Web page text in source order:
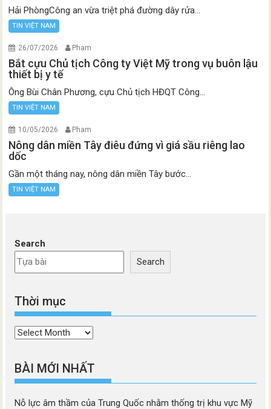
Hải PhòngCông an vừa triệt phá đường dây rửa...
TIN VIỆT NAM
26/07/2026 Pham
Bắt cựu Chủ tịch Công ty Việt Mỹ trong vụ buôn lậu
thiết bị y tế
Ông Bùi Chân Phương, cựu Chủ tịch HĐQT Công...
TIN VIỆT NAM
10/05/2026 Pham
Nông dân miền Tây điêu đứng vì giá sầu riêng lao
dốc
Gần một tháng nay, nông dân miền Tây bước...
TIN VIỆT NAM
Search
Search
Thời mục
Thời
BÀI MỚI NHẤT
Nỗ lực âm thầm của Trung Quốc nhằm thống trị khu vực Mỹ